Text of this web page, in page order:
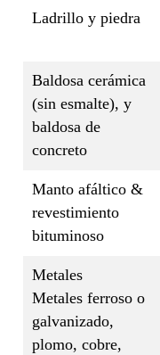
Ladrillo y piedra
Baldosa cerámica
(sin esmalte), y
baldosa de
concreto
Manto afáltico &
revestimiento
bituminoso
Metales
Metales ferroso o
galvanizado,
plomo, cobre,